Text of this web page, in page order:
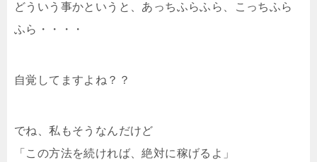
どういう事かというと、あっちふらふら、こっちふら
ふら・・・・
自覚してますよね？？
でね、私もそうなんだけど
「この方法を続ければ、絶対に稼げるよ」